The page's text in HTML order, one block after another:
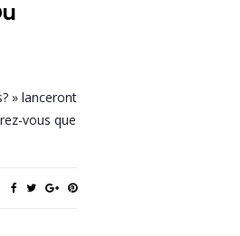
» lanceront
vous que